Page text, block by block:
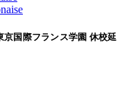
京国際フランス学園 休校延